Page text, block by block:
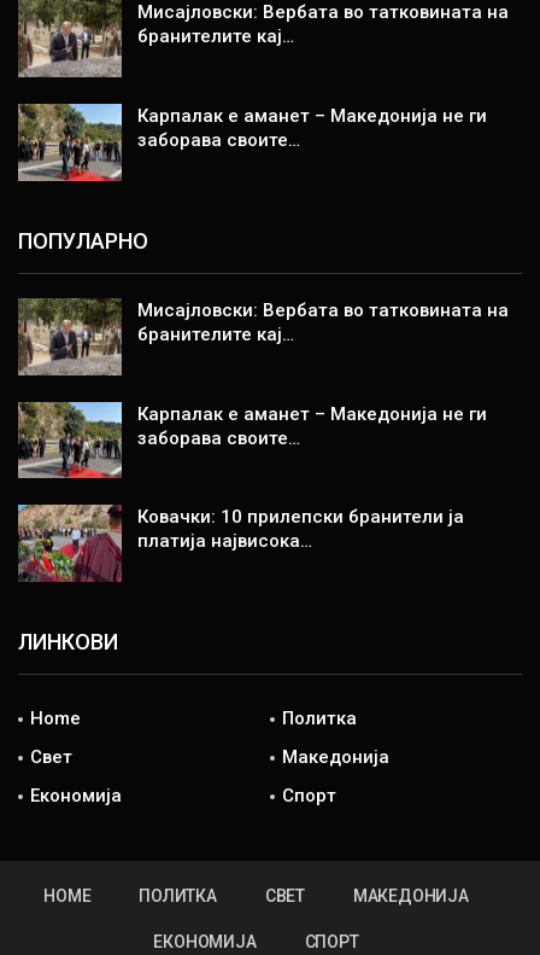
Мисајловски: Вербата во татковината на
бранителите кај…
Карпалак е аманет – Македонија не ги
заборава своите…
ПОПУЛАРНО
Мисајловски: Вербата во татковината на
бранителите кај…
Карпалак е аманет – Македонија не ги
заборава своите…
Ковачки: 10 прилепски бранители ја
платија највисока…
ЛИНКОВИ
Home
Политка
Свет
Македонија
Економија
Спорт
HOME ПОЛИТКА СВЕТ МАКЕДОНИЈА
ЕКОНОМИЈА СПОРТ